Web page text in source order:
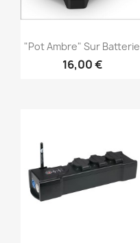
Aperçu rapide
"Pot Ambre" Sur Batterie
16,00 €